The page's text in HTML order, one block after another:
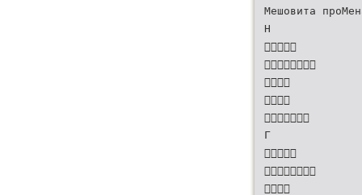
Мешовита
Н





Г


